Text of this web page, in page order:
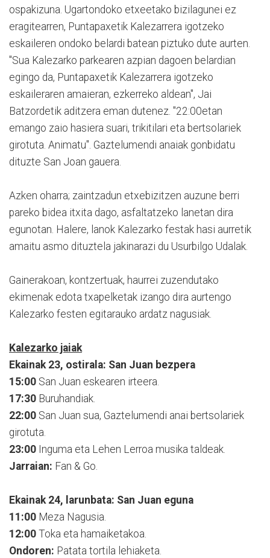
ospakizuna. Ugartondoko etxeetako bizilagunei ez
eragitearren, Puntapaxetik Kalezarrera igotzeko
eskaileren ondoko belardi batean piztuko dute aurten.
"Sua Kalezarko parkearen azpian dagoen belardian
egingo da, Puntapaxetik Kalezarrera igotzeko
eskaileraren amaieran, ezkerreko aldean", Jai
Batzordetik aditzera eman dutenez. "22:00etan
emango zaio hasiera suari, trikitilari eta bertsolariek
girotuta. Animatu". Gaztelumendi anaiak gonbidatu
dituzte San Joan gauera.
Azken oharra; zaintzadun etxebizitzen auzune berri
pareko bidea itxita dago, asfaltatzeko lanetan dira
egunotan. Halere, lanok Kalezarko festak hasi aurretik
amaitu asmo dituztela jakinarazi du Usurbilgo Udalak.
Gainerakoan, kontzertuak, haurrei zuzendutako
ekimenak edota txapelketak izango dira aurtengo
Kalezarko festen egitarauko ardatz nagusiak.
Kalezarko jaiak
Ekainak 23, ostirala: San Juan bezpera
15:00 San Juan eskearen irteera.
17:30 Buruhandiak.
22:00 San Juan sua, Gaztelumendi anai bertsolariek
girotuta.
23:00 Inguma eta Lehen Lerroa musika taldeak.
Jarraian: Fan & Go.
Ekainak 24, larunbata: San Juan eguna
11:00 Meza Nagusia.
12:00 Toka eta hamaiketakoa.
Ondoren: Patata tortila lehiaketa.